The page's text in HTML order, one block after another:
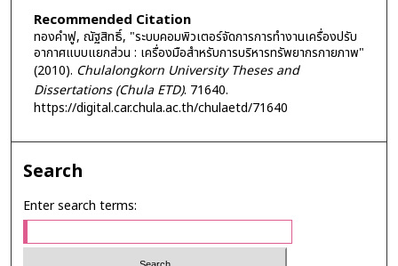
Recommended Citation
ทองคำฟู, ณัฐสิทธิ์, "ระบบคอมพิวเตอร์จัดการการทำงานเครื่องปรับ
อากาศแบบแยกส่วน : เครื่องมือสำหรับการบริหารทรัพยากรกายภาพ"
(2010). Chulalongkorn University Theses and
Dissertations (Chula ETD). 71640.
https://digital.car.chula.ac.th/chulaetd/71640
Search
Enter search terms: